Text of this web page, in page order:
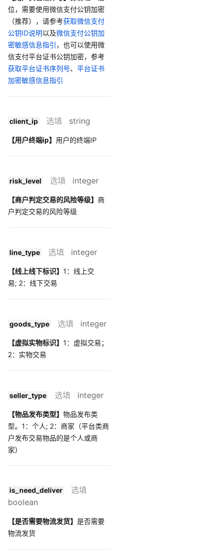
位，需要使用微信支付公钥加密
（推荐），请参考获取微信支付
公钥ID说明以及微信支付公钥加
密敏感信息指引 ，也可以使用微
信支付平台证书公钥加密，参考
获取平台证书序列号、 平台证书
加密敏感信息指引
client_ip 选填 string
【用户终端ip】 用户的终端IP
risk_level 选填 integer
【商户判定交易的风险等级】 商
户判定交易的风险等级
line_type 选填 integer
【线上线下标识】 1：线上交
易; 2：线下交易
goods_type 选填 integer
【虚拟实物标识】 1：虚拟交易；
2：实物交易
seller_type 选填 integer
【物品发布类型】 物品发布类
型。1：个人; 2：商家（平台类商
户发布交易物品的是个人或商
家）
is_need_deliver
选填
boolean
【是否需要物流发货】 是否需要
物流发货